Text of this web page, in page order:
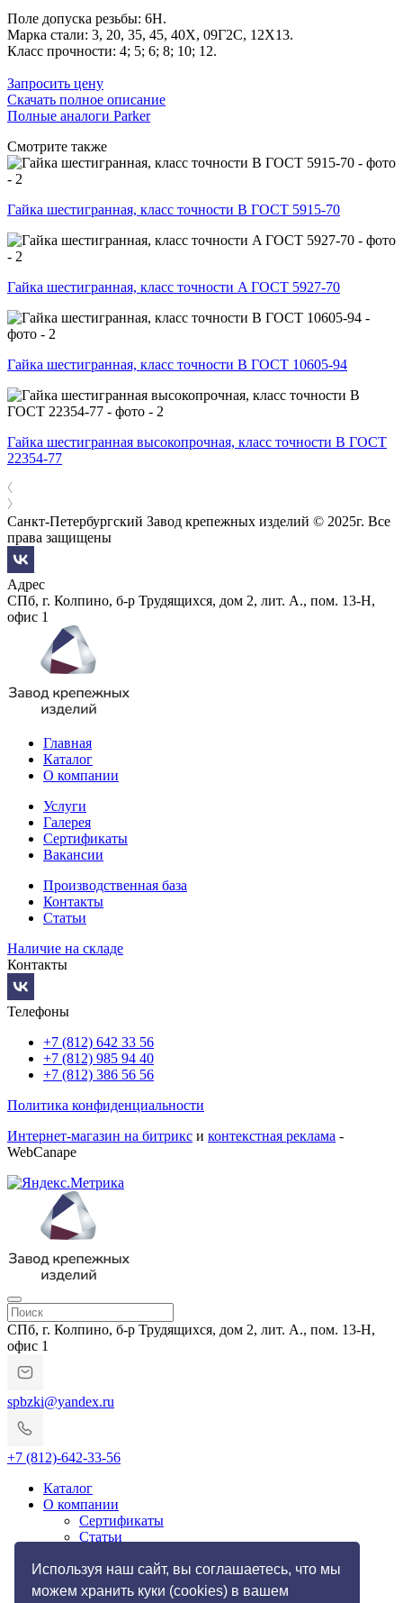
Используя наш сайт, вы соглашаетесь, что мы
можем хранить куки (cookies) в вашем
Поле допуска резьбы: 6H.
Марка стали: 3, 20, 35, 45, 40Х, 09Г2С, 12Х13.
Класс прочности: 4; 5; 6; 8; 10; 12.
Запросить цену
Скачать полное описание
Полные аналоги Parker
Смотрите также
Гайка шестигранная, класс точности B ГОСТ 5915-70
Гайка шестигранная, класс точности A ГОСТ 5927-70
Гайка шестигранная, класс точности В ГОСТ 10605-94
Гайка шестигранная высокопрочная, класс точности В ГОСТ
22354-77
Санкт-Петербургский Завод крепежных изделий © 2025г. Все
права защищены
Адрес
СПб, г. Колпино, б-р Трудящихся, дом 2, лит. А., пом. 13-Н,
офис 1
Главная
Каталог
О компании
Услуги
Галерея
Сертификаты
Вакансии
Производственная база
Контакты
Статьи
Наличие на складе
Контакты
Телефоны
+7 (812) 642 33 56
+7 (812) 985 94 40
+7 (812) 386 56 56
Политика конфиденциальности
Интернет-магазин на битрикс и контекстная реклама -
WebCanape
СПб, г. Колпино, б-р Трудящихся, дом 2, лит. А., пом. 13-Н,
офис 1
spbzki@yandex.ru
+7 (812)-642-33-56
Каталог
О компании
Сертификаты
Статьи
Импортозамещение
Услуги